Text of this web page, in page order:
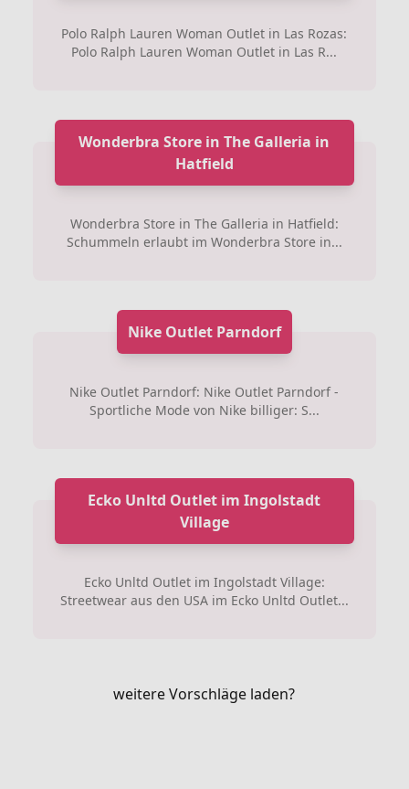
Polo Ralph Lauren Woman Outlet in Las Rozas:
Polo Ralph Lauren Woman Outlet in Las R...
Wonderbra Store in The Galleria in
Hatfield
Wonderbra Store in The Galleria in Hatfield:
Schummeln erlaubt im Wonderbra Store in...
Nike Outlet Parndorf
Nike Outlet Parndorf: Nike Outlet Parndorf -
Sportliche Mode von Nike billiger: S...
Ecko Unltd Outlet im Ingolstadt
Village
Ecko Unltd Outlet im Ingolstadt Village:
Streetwear aus den USA im Ecko Unltd Outlet...
weitere Vorschläge laden?